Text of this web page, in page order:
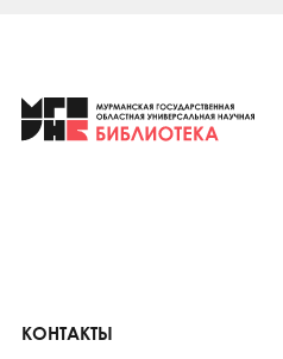
КОНТАКТЫ